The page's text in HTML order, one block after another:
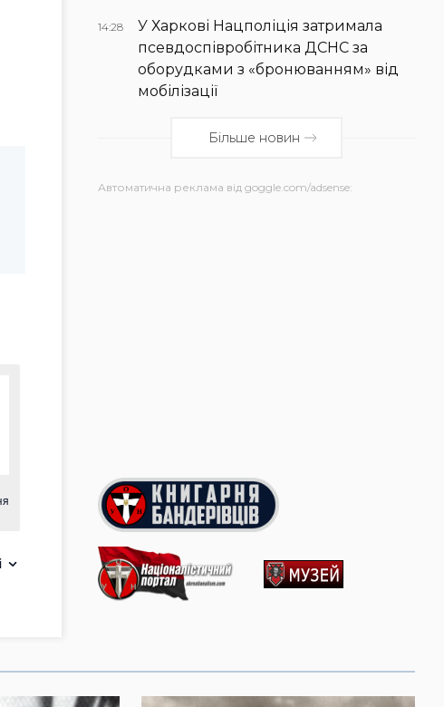
14:28
У Харкові Нацполіція затримала
псевдоспівробітника ДСНС за
оборудками з «бронюванням» від
мобілізації
Більше новин
Автоматична реклама від goggle.com/adsense: